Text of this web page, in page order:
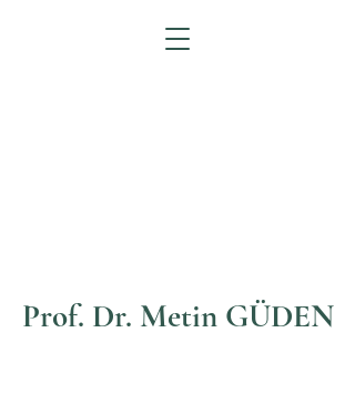
Prof. Dr. Metin GÜDEN